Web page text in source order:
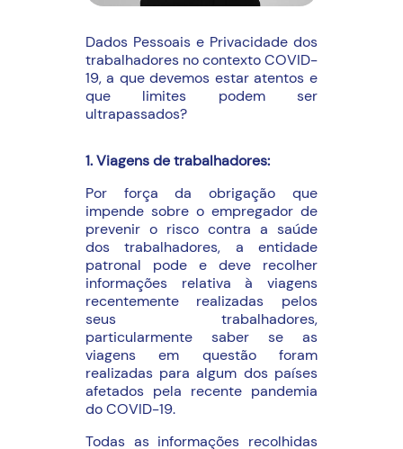
Dados Pessoais e Privacidade dos
trabalhadores no contexto COVID-
19, a que devemos estar atentos e
que limites podem ser
ultrapassados?
1. Viagens de trabalhadores:
Por força da obrigação que
impende sobre o empregador de
prevenir o risco contra a saúde
dos trabalhadores, a entidade
patronal pode e deve recolher
informações relativa à viagens
recentemente realizadas pelos
seus trabalhadores,
particularmente saber se as
viagens em questão foram
realizadas para algum dos países
afetados pela recente pandemia
do COVID-19.
Todas as informações recolhidas